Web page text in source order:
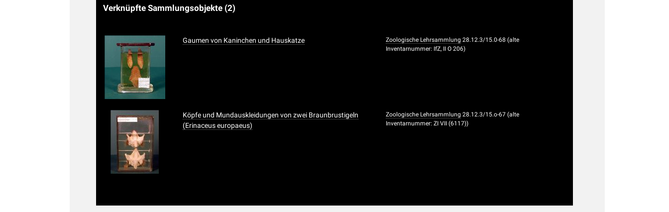
Verknüpfte Sammlungsobjekte (2)
Gaumen von Kaninchen und Hauskatze Zoologische Lehrsammlung 28.12.3/15.0-68 (alte
Inventarnummer: IfZ, II O 206)
Köpfe und Mundauskleidungen von zwei Braunbrustigeln
(Erinaceus europaeus)
Zoologische Lehrsammlung 28.12.3/15.o-67 (alte
Inventarnummer: ZI VII (6117))